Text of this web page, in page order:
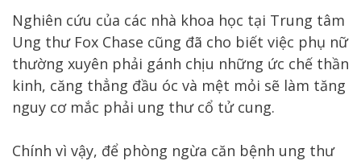
Nghiên cứu của các nhà khoa học tại Trung tâm
Ung thư Fox Chase cũng đã cho biết việc phụ nữ
thường xuyên phải gánh chịu những ức chế thần
kinh, căng thẳng đầu óc và mệt mỏi sẽ làm tăng
nguy cơ mắc phải ung thư cổ tử cung.
Chính vì vậy, để phòng ngừa căn bệnh ung thư